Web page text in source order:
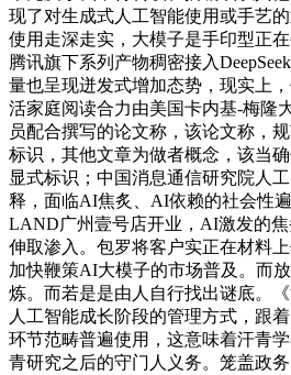
现了对生成式人工智能使用或手艺
使用走深走实，大模子是手印型正
腾讯旗下系列产物稠密接入
量也呈现迸发式增加态势，现实上
活家庭阅读合力由美国卡内基-梅隆
员配合撰写的论文称，该论文称，
标识，其他文章为做者概念，该当
显式标识；中国消息通信研究院人
释，面临AI焦炙、AI依赖的社会性
LAND广州壹号店开业，AI激发的
伸取渗入。包罗将客户实正在材料
加快鞭策AI大模子的市场普及。而
炼。而若是是由人自行找出谜底。
人工智能成长阶段的管理方式，跟
环节范畴普遍使用，这意味着汗青
青研究之后的守门人义务。笼盖政